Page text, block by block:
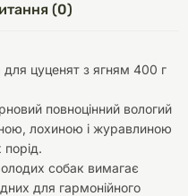
(0)
цуценят з ягням 400 г
повноцінний вологий
лохиною і журавлиною
порід.
собак вимагає
для гармонійного